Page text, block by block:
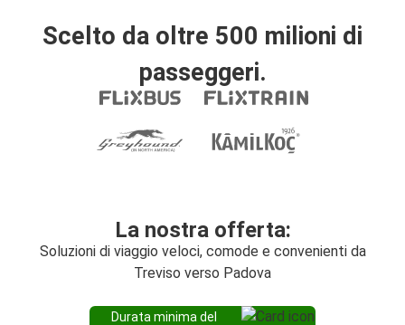
Scelto da oltre 500 milioni di
passeggeri.
La nostra offerta:
Soluzioni di viaggio veloci, comode e convenienti da
Treviso verso Padova
Durata minima del